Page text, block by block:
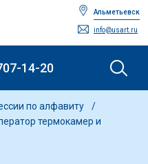
Альметьевск
info@usart.ru
14-20
по алфавиту
термокамер и